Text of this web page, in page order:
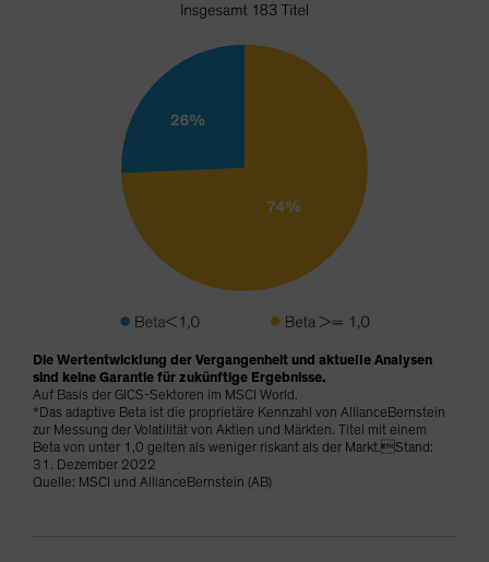
Die Wertentwicklung der Vergangenheit und aktuelle Analysen
sind keine Garantie für zukünftige Ergebnisse.
Auf Basis der GICS-Sektoren im MSCI World.
*Das adaptive Beta ist die proprietäre Kennzahl von AllianceBernstein
zur Messung der Volatilität von Aktien und Märkten. Titel mit einem
Beta von unter 1,0 gelten als weniger riskant als der Markt.Stand:
31. Dezember 2022
Quelle: MSCI und AllianceBernstein (AB)